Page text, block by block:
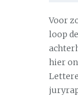
Voor
loop
hier